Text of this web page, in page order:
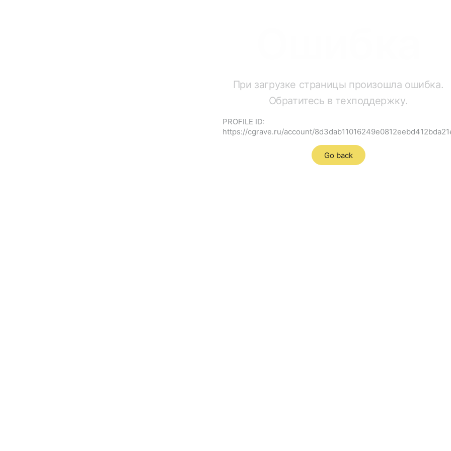
При загрузке страницы произошла ошибка.
Обратитесь в техподдержку.
PROFILE ID:
https://cgrave.ru/account/
Go back